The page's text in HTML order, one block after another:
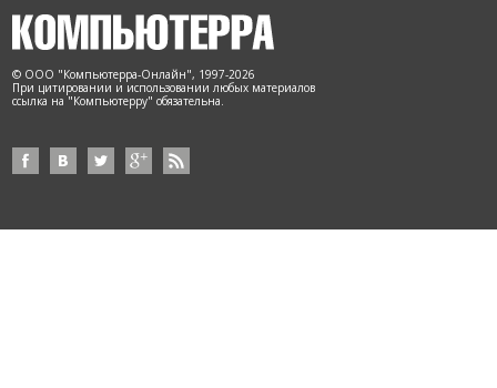
© ООО "Компьютерра-Онлайн", 1997-2026
При цитировании и использовании любых материалов
ссылка на "Компьютерру" обязательна.